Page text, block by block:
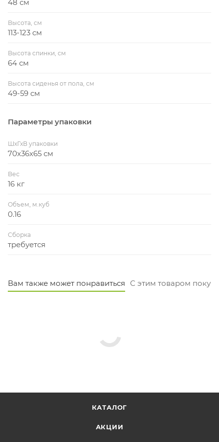
48 см
Высота, см
113-123 см
Высота спинки, см
64 см
Высота сиденья от пола, см
49-59 см
Параметры упаковки
ШхГхВ упаковки
70x36x65 см
Вес
16 кг
Объем, м.куб
0.16
Сборка
требуется
Вам также может понравиться С этим товаром
КАТАЛОГ
АКЦИИ